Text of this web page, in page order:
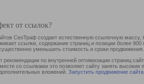
от ссылок?
СеоТраф создает естественную ссылочную
ссылки, содержание страниц и позиции более
уменьшить стоимость и сроки продвижения.
по внутренней оптимизации страниц
со ссылками это позволяет сайту занять
вложений. Запустить продвижение сайта